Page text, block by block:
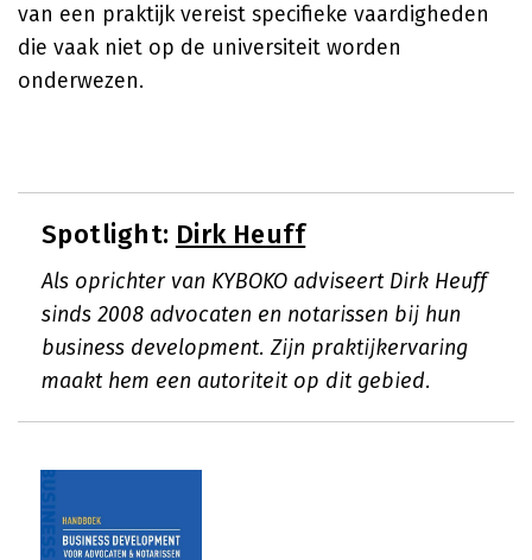
van een praktijk vereist specifieke vaardigheden
die vaak niet op de universiteit worden
onderwezen.
Spotlight: Dirk Heuff
Als oprichter van KYBOKO adviseert Dirk Heuff
sinds 2008 advocaten en notarissen bij hun
business development. Zijn praktijkervaring
maakt hem een autoriteit op dit gebied.